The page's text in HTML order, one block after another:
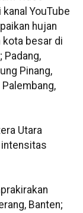
YouTube
hujan
kota besar di
Padang,
Pinang,
Utara
intensitas
Banten;